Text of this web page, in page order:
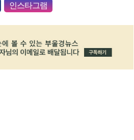
인스타그램